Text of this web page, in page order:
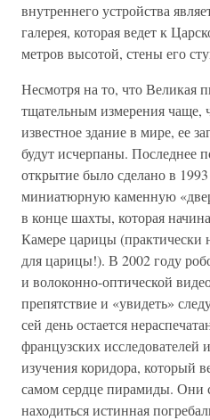
внутреннего устройства
галерея, которая ведет к
метров высотой, стены его
Несмотря на то, что Великая
тщательным измерения чаще,
известное здание в мире, ее
будут исчерпаны. Последнее
открытие было сделано в
миниатюрную каменную
в конце шахты, которая
Камере царицы (практически
для царицы!). В 2002 году
и волоконно-оптической
препятствие и «увидеть»
сей день остается
французских исследователей
изучения коридора, который
самом сердце пирамиды. Они
находиться истинная